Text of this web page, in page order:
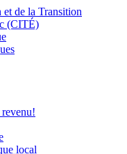
de la Transition
(CITÉ)
local